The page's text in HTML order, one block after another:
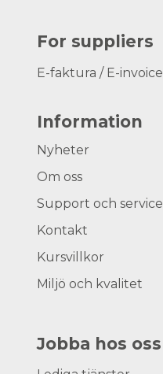
For suppliers
E-faktura / E-invoice
Information
Nyheter
Om oss
Support och service
Kontakt
Kursvillkor
Miljö och kvalitet
Jobba hos oss